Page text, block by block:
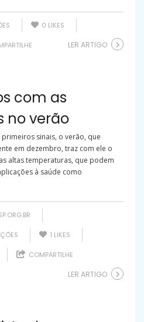
0 LIKES
LER ARTIGO
com as
no verão
primeiros sinais, o verão, que
em dezembro, traz com ele o
altas temperaturas, que podem
à saúde como
1 LIKES
COMPARTILHE
LER ARTIGO